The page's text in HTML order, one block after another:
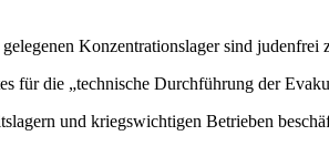
Konzentrationslager sind
für die „technische Durchführung der
und kriegswichtigen Betrieben